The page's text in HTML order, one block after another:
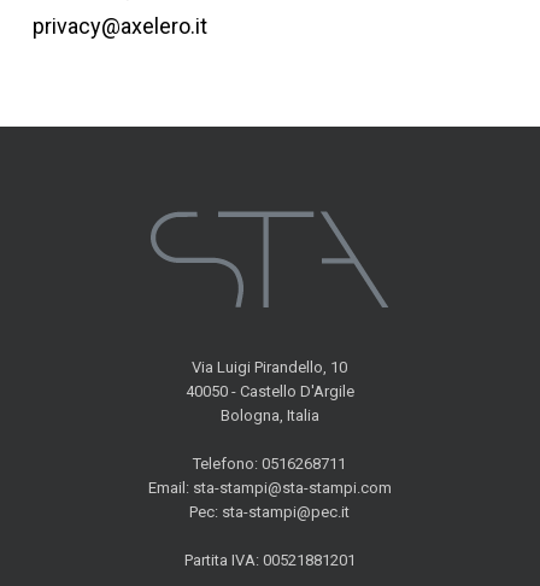
privacy@axelero.it
Via Luigi Pirandello, 10
40050 - Castello D'Argile
Bologna, Italia
Telefono: 0516268711
Email: sta-stampi@sta-stampi.com
Pec: sta-stampi@pec.it
Partita IVA: 00521881201